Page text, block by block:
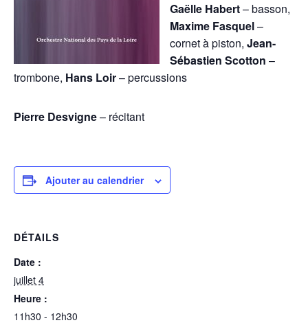
Gaëlle Habert– basson,
Maxime Fasquel–
cornet à piston, Jean-
Sébastien Scotton –
trombone, Hans Loir– percussions
Pierre Desvigne– récitant
Ajouter au calendrier
DÉTAILS
Date :
juillet 4
Heure :
11h30 - 12h30